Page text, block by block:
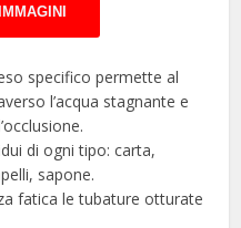
specifico permette al
l’acqua stagnante e
di ogni tipo: carta,
sapone.
fatica le tubature otturate